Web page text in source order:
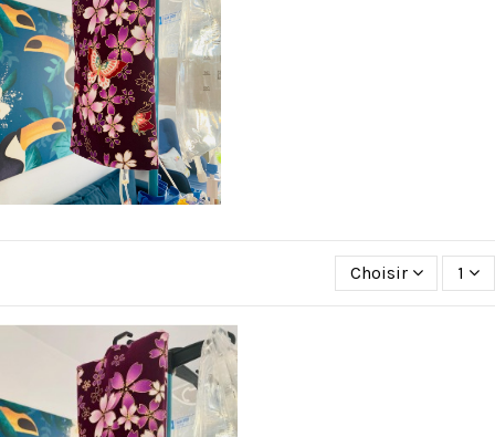
Choisir 1